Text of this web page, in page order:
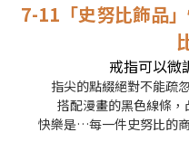
7-11「史努比飾品
戒指可以微
指尖的點綴絕對不能疏
搭配漫畫的黑色線條，
快樂是…每一件史努比的